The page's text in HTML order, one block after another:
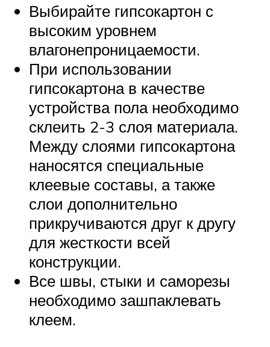
Выбирайте гипсокартон с
высоким уровнем
влагонепроницаемости.
При использовании
гипсокартона в качестве
устройства пола необходимо
склеить 2-3 слоя материала.
Между слоями гипсокартона
наносятся специальные
клеевые составы, а также
слои дополнительно
прикручиваются друг к другу
для жесткости всей
конструкции.
Все швы, стыки и саморезы
необходимо зашпаклевать
клеем.